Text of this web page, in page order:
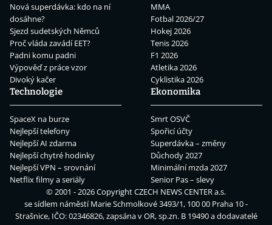
Nová superdávka: kdo na ní
dosáhne?
Sjezd sudetských Němců
Proč vláda zavádí EET?
Padni komu padni
Výpověď z práce vzor
Divoký kačer
MMA
Fotbal 2026/27
Hokej 2026
Tenis 2026
F1 2026
Atletika 2026
Cyklistika 2026
Technologie
SpaceX na burze
Nejlepší telefony
Nejlepší AI zdarma
Nejlepší chytré hodinky
Nejlepší VPN – srovnání
Netflix filmy a seriály
Ekonomika
Smrt OSVČ
Spořicí účty
Superdávka – změny
Důchody 2027
Minimální mzda 2027
Senior Pas – slevy
© 2001 - 2026 CopyrightCZECH NEWS CENTER a.s.
se sídlem náměstí Marie Schmolkové 3493/1, 100 00 Praha 10 -
Strašnice, IČO: 02346826, zapsána v OR, sp.zn. B 19490 a dodavatelé